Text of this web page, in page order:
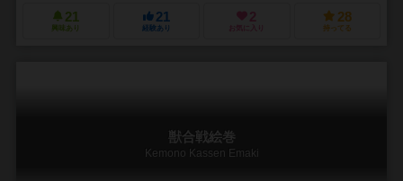
21
興味あり
21
経験あり
2
お気に入り
28
持ってる
獣合戦絵巻
Kemono Kassen Emaki